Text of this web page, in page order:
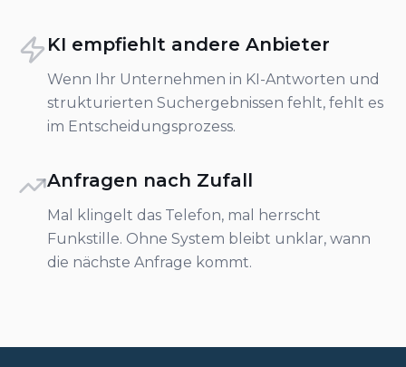
KI empfiehlt andere Anbieter
Wenn Ihr Unternehmen in KI-Antworten und
strukturierten Suchergebnissen fehlt, fehlt es
im Entscheidungsprozess.
Anfragen nach Zufall
Mal klingelt das Telefon, mal herrscht
Funkstille. Ohne System bleibt unklar, wann
die nächste Anfrage kommt.